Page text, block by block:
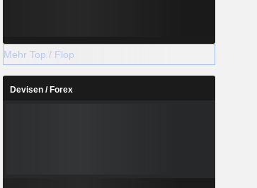
Mehr Top / Flop
Devisen / Forex